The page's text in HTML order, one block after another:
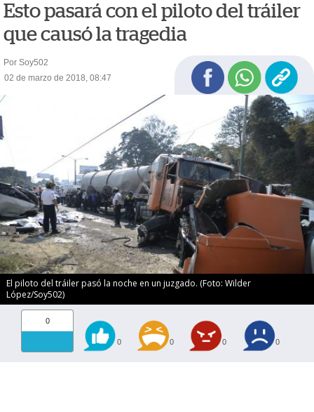
Esto pasará con el piloto del tráiler
que causó la tragedia
Por Soy502
02 de marzo de 2018, 08:47
El piloto del tráiler pasó la noche en un juzgado. (Foto: Wilder
López/Soy502)
0
0 0 0 0